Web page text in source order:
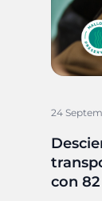
24
con